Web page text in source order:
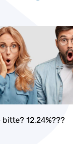
bitte? 12,24%???